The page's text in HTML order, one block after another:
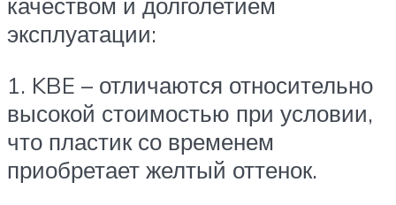
эксплуатации:
1. KBE – отличаются относительно
высокой стоимостью при условии,
что пластик со временем
приобретает желтый оттенок.